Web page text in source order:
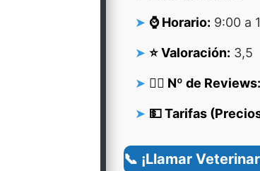
⌚ Horario: 9:00 a
⭐ Valoración: 3,5
👍🏻 Nº de Reviews:
💵 Tarifas
📞 ¡Llamar